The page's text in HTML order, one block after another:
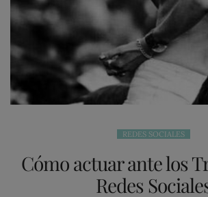
REDES SOCIALES
Cómo actuar ante los
Redes